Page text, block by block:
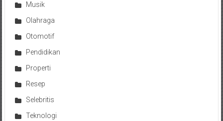
Musik
Olahraga
Otomotif
Pendidikan
Properti
Resep
Selebritis
Teknologi